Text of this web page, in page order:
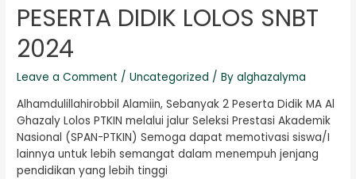
PESERTA DIDIK LOLOS SNBT
2024
Leave a Comment /Uncategorized / Byalghazalyma
Alhamdulillahirobbil Alamiin, Sebanyak 2 Peserta Didik MA Al
Ghazaly Lolos PTKIN melalui jalur Seleksi Prestasi Akademik
Nasional (SPAN-PTKIN) Semoga dapat memotivasi siswa/I
lainnya untuk lebih semangat dalam menempuh jenjang
pendidikan yang lebih tinggi